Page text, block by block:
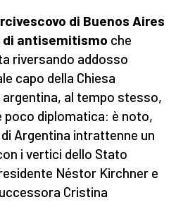
di Buenos Aires
antisemitismo che
riversando addosso
capo della Chiesa
al tempo stesso,
poco diplomatica: è noto,
Argentina intrattenne un
i vertici dello Stato
Néstor Kirchner e
Cristina